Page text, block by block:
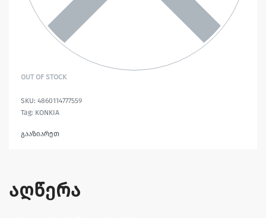
OUT OF STOCK
4860114777559
Tag: KONKIA
გააზიარეთ
აღწერა